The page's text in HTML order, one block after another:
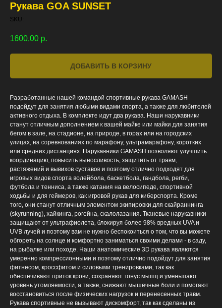
Рукава GOA SUNSET
SKU:
1600,00 р.
ДОБАВИТЬ В КОРЗИНУ
Разработанные нашей командой спортивные рукава GAMASH
подойдут для занятия любыми видами спорта, а также для любителей
активного отдыха. В комплекте идут два рукава. Наши нарукавники
станут отличным дополнением к вашей майке или майки для занятия
бегом в зале, на стадионе, на природе, в горах или на городских
улицах, на соревнованиях по марафону, ультрамарафону, коротких
или средних дистанциях. Нарукавники GAMASH позволяют улучшить
координацию, повысить выносливость, защитить от травм,
растяжений и вывихов суставов и поэтому отлично подходят для
игровых видов спорта волейбола, баскетбола, гандбола, регби,
футбола и тенниса, а также катания на велосипеде, спортивной
ходьбы и для геймеров, как игровой рукав для киберспорта. Кроме
того, они станут отличным элементом экипировки для скайраннинга
(skyrunning), хайкинга, рогейна, скалолазания. Тканевые нарукавники
защищают от ультрафиолета, блокируя более 98% вредных UVA и
UVB лучей и поэтому вам не нужно беспокоиться о том, что вы можете
обгореть на солнце и комфортно заниматься своими делами - в саду,
на рыбалке или походе. Наши анатомические 3D рукава являются
умеренно компрессионными и поэтому отлично подойдут для занятия
фитнесом, кроссфитом и силовыми тренировками, так как
обеспечивают приток крови, сохраняют тонус мышц и уменьшают
уровень утомляемости, а также, снижают мышечные боли и помогают
восстановиться после физических нагрузок и перенесенных травм.
Рукава спортивные не вызывают дискомфорт, так как сделаны из